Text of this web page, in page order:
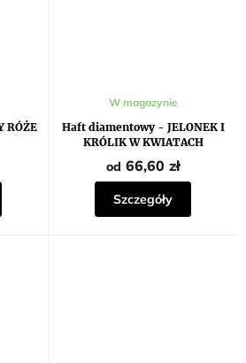
RÓŻE
Haft diamentowy - JELONEK I
KRÓLIK W KWIATACH
W magazynie
od 66,60 zł
Szczegóły